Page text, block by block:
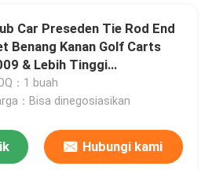
Car Preseden Tie Rod End
Benang Kanan Golf Carts
& Lebih Tinggi
：1 buah
：Bisa dinegosiasikan
Hubungi kami